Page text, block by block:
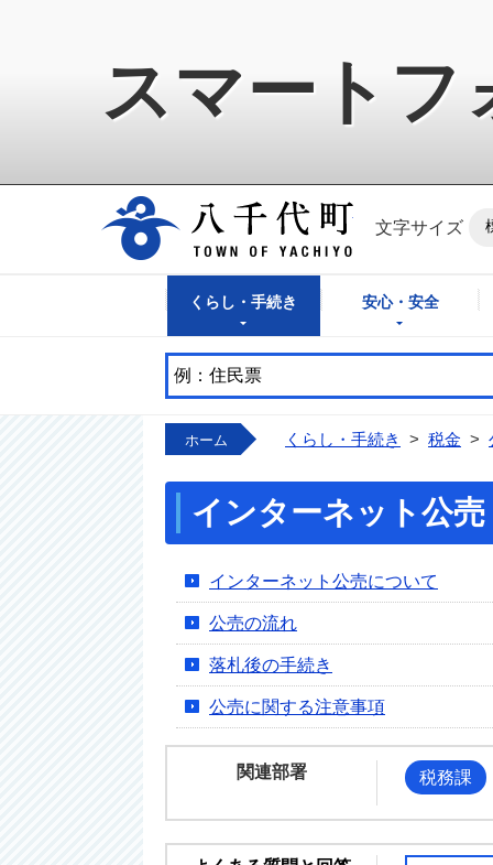
スマートフ
八千代町公式ホ
文字サイズ
くらし・手続き 安心・安全
ホーム くらし・手続き > 税金 >
インターネット公売
インターネット公売について
公売の流れ
落札後の手続き
公売に関する注意事項
関連部署 税務課